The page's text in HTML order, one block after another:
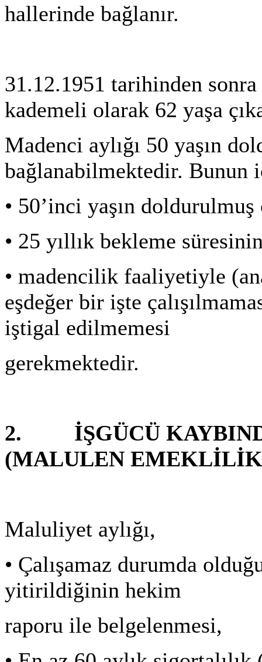
hallerinde bağlanır.
31.12.1951 tarihinden
kademeli olarak 62 yaşa
Madenci aylığı 50 yaşın
bağlanabilmektedir. Bunun
• 50’inci yaşın doldurulmuş
• 25 yıllık bekleme
• madencilik faaliyetiyle
eşdeğer bir işte
iştigal edilmemesi
gerekmektedir.
2. İŞGÜCÜ
(MALULEN
Maluliyet aylığı,
• Çalışamaz durumda
yitirildiğinin hekim
raporu ile belgelenmesi,